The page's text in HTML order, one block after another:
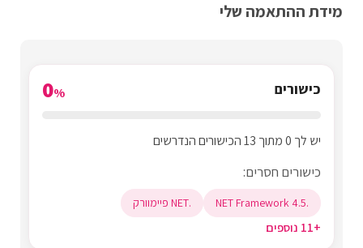
מידת ההתאמה שלי
כישורים 0%
יש לך 0 מתוך 13 הכישורים הנדרשים
כישורים חסרים:
.NET Framework 4.5 .NET פיימוורק
+11 נוספים